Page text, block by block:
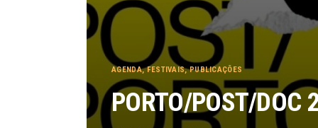
AGENDA,FESTIVAIS,PUBLICAÇÕES
PORTO/POST/DOC